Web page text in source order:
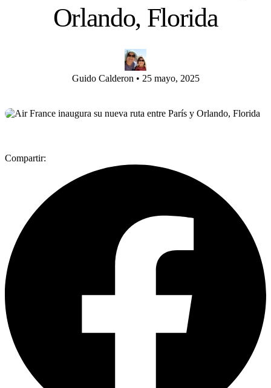
Orlando, Florida
Guido Calderon • 25 mayo, 2025
Compartir: